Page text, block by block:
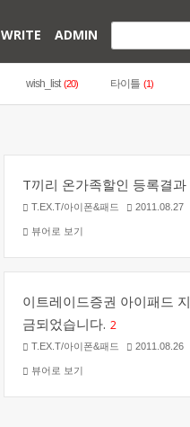
WRITE ADMIN
wish_list(20) 타이틀 (1)
T끼리 온가족할인 등록결과
T.EX.T/아이폰&패드 2011.08.27
뷰어로 보기
이트레이드증권 아이패드
금되었습니다. 2
T.EX.T/아이폰&패드 2011.08.26
뷰어로 보기